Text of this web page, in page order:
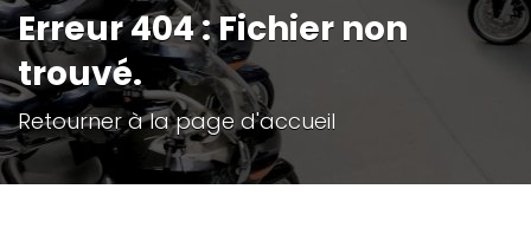
Erreur 404 : Fichier non
trouvé.
Retourner à la page d'accueil